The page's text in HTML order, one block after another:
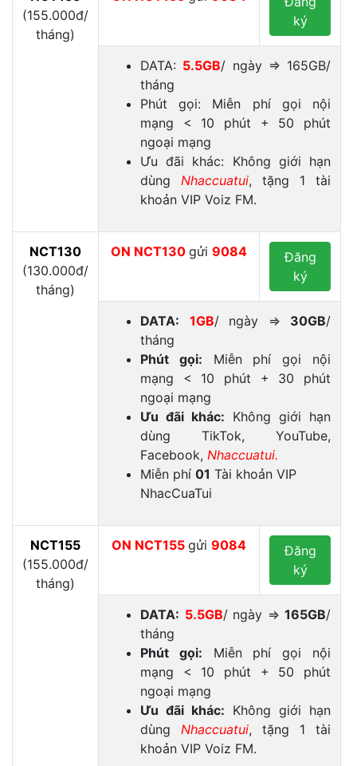
(155.000đ/
tháng)
ký
DATA: 5.5GB/ ngày ⇒ 165GB/
tháng
Phút gọi: Miễn phí gọi nội
mạng < 10 phút + 50 phút
ngoại mạng
Ưu đãi khác: Không giới hạn
dùng Nhaccuatui, tặng 1 tài
khoản VIP Voiz FM.
NCT130
(130.000đ/
tháng)
ON NCT130 gửi 9084
Đăng
ký
DATA: 1GB/ ngày ⇒ 30GB/
tháng
Phút gọi: Miễn phí gọi nội
mạng < 10 phút + 30 phút
ngoại mạng
Ưu đãi khác: Không giới hạn
dùng TikTok, YouTube,
Facebook, Nhaccuatui.
Miễn phí 01 Tài khoản VIP
NhacCuaTui
NCT155
(155.000đ/
tháng)
ON NCT155 gửi 9084
Đăng
ký
DATA: 5.5GB/ ngày ⇒ 165GB/
tháng
Phút gọi: Miễn phí gọi nội
mạng < 10 phút + 50 phút
ngoại mạng
Ưu đãi khác: Không giới hạn
dùng Nhaccuatui, tặng 1 tài
khoản VIP Voiz FM.